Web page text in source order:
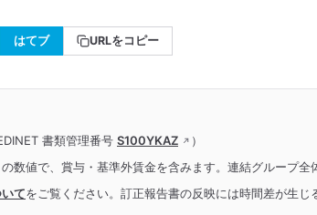
はてブ URLをコピー
書類管理番号 S100YKAZ
）
数値で、賞与・基準外賃金を含みます。連結グループ全
てをご覧ください。訂正報告書の反映には時間差が生じ